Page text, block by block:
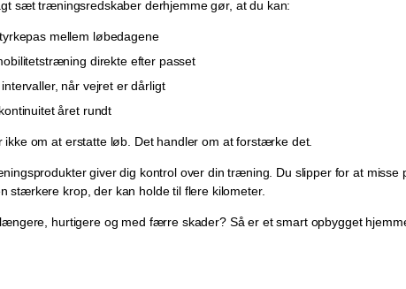
sæt træningsredskaber derhjemme gør, at du kan:
mellem løbedagene
direkte efter passet
når vejret er dårligt
året rundt
ikke om at erstatte løb. Det handler om at forstærke det.
giver dig kontrol over din træning. Du slipper for at misse
stærkere krop, der kan holde til flere kilometer.
hurtigere og med færre skader? Så er et smart opbygget